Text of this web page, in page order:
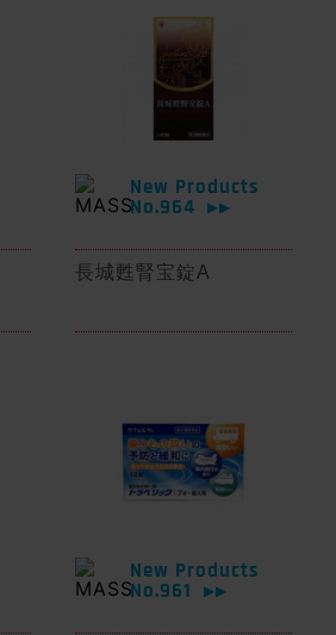
New Products
No.964
▶▶
長城甦腎宝錠A
New Products
No.961
▶▶